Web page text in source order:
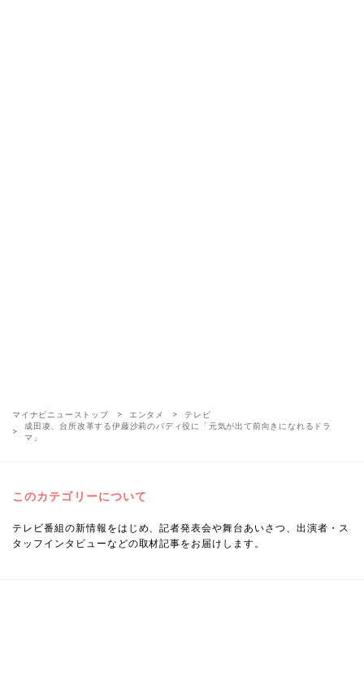
マイナビニューストップ エンタメ
テレビ
成田凌、台所改革する伊藤沙莉のバディ役に「元気が出て前向きになれるドラ
マ」
このカテゴリーについて
テレビ番組の新情報をはじめ、記者発表会や舞台あいさつ、出演者・ス
タッフインタビューなどの取材記事をお届けします。